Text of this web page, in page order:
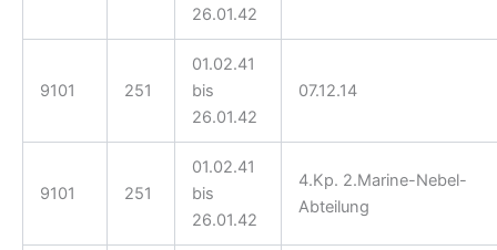
26.01.42
9101 251
01.02.41
bis
26.01.42
07.12.14
9101 251
01.02.41
bis
26.01.42
4.Kp. 2.Marine-Nebel-
Abteilung